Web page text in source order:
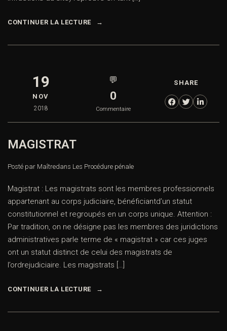
CONTINUER LA LECTURE
19
NOV
2018
💬
0
Commentaire
SHARE
MAGISTRAT
Posté par Maîtredans Les Procédure pénale
Magistrat : Les magistrats sont les membres professionnels
appartenant au corps judiciaire, bénéficiantd’un statut
constitutionnel et regroupés en un corps unique. Attention :
Par tradition, on ne désigne pas les membres des juridictions
administratives parle terme de « magistrat » car ces juges
ont un statut distinct de celui des magistrats de
l’ordrejudiciaire. Les magistrats […]
CONTINUER LA LECTURE